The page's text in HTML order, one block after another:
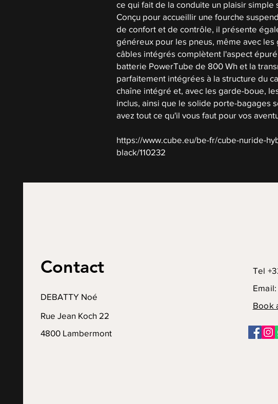
ce qui fait de la conduite un plaisir simple
Conçu pour accueillir une fourche
de confort et de contrôle, il présente
généreux pour les pneus, même avec
câbles intégrés complètent l'aspect
batterie PowerTube de 800 Wh et la
parfaitement intégrées à la structure du
chaîne intégré et, avec les garde-boue,
inclus, ainsi que le solide porte-bagages
avez tout ce qu'il vous faut pour vos
https://www.cube.eu/be-fr/cube-nuride-
black/110232
Contact
DEBATTY Noé
Rue Jean Koch 22
4800 Lambermont
Tel
Email:
Book